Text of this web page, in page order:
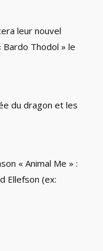
leur nouvel
Bardo Thodol » le
du dragon et les
« Animal Me » :
Ellefson (ex: